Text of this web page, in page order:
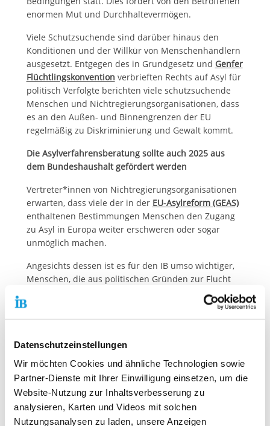
Datenschutzeinstellungen
Wir möchten Cookies und ähnliche Technologien sowie
Partner-Dienste mit Ihrer Einwilligung einsetzen, um die
Website-Nutzung zur Inhaltsverbesserung zu
analysieren, Karten und Videos mit solchen
Nutzungsanalysen zu laden, unsere Anzeigen
enormen Mut und Durchhaltevermögen.
Viele Schutzsuchende sind darüber hinaus den
Konditionen und der Willkür von Menschenhändlern
ausgesetzt. Entgegen des in Grundgesetz und Genfer
Flüchtlingskonvention verbrieften Rechts auf Asyl für
politisch Verfolgte berichten viele schutzsuchende
Menschen und Nichtregierungsorganisationen, dass
es an den Außen- und Binnengrenzen der EU
regelmäßig zu Diskriminierung und Gewalt kommt.
Die Asylverfahrensberatung sollte auch 2025 aus
dem Bundeshaushalt gefördert werden
Vertreter*innen von Nichtregierungsorganisationen
erwarten, dass viele der in der EU-Asylreform (GEAS)
enthaltenen Bestimmungen Menschen den Zugang
zu Asyl in Europa weiter erschweren oder sogar
unmöglich machen.
Angesichts dessen ist es für den IB umso wichtiger,
Menschen, die aus politischen Gründen zur Flucht
professionelle Unterstützung zu ermöglichen. „Mit
unseren Asylverfahrensberatungen,kurz AVB,bieten
Beratungsangebot, damit sie ihr Recht wahrnehmen
können“, erläutert Petra Merkel. Dies gilt es auch im
Rahmen der Planung des Bundeshaushalts für 2025
zu berücksichtigen, durch den die AVB bislang
gefördert wird.
„Unser besonderer Dank gilt den Mitarbeiterinnen